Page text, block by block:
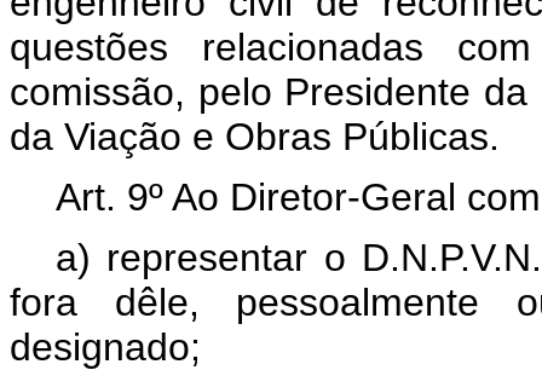
questões relacionadas
comissão, pelo Presidente
da Viação e Obras Públicas.
Art. 9º Ao Diretor-Geral
a) representar o
fora dêle, pessoalmente
designado;